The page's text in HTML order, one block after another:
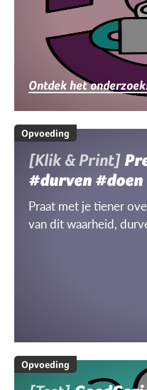
Ontdek het
Opvoeding
[Klik & Print]
#durven #doen
Praat met je tiener
van dit waarheid,
Opvoeding